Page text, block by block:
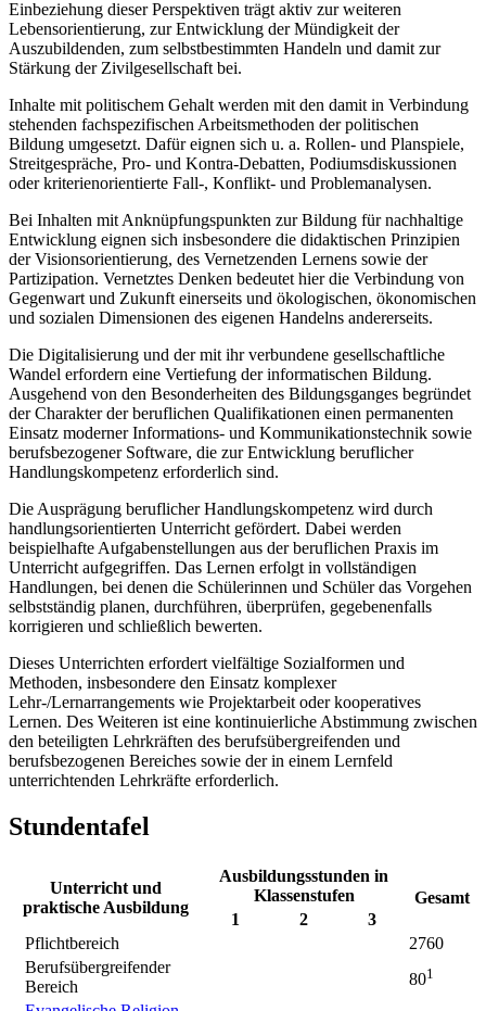
Einbeziehung dieser Perspektiven trägt aktiv zur weiteren
Lebensorientierung, zur Entwicklung der Mündigkeit der
Auszubildenden, zum selbstbestimmten Handeln und damit zur
Stärkung der Zivilgesellschaft bei.
Inhalte mit politischem Gehalt werden mit den damit in Verbindung
stehenden fachspezifischen Arbeitsmethoden der politischen
Bildung umgesetzt. Dafür eignen sich u. a. Rollen- und Planspiele,
Streitgespräche, Pro- und Kontra-Debatten, Podiums­diskussionen
oder kriterienorientierte Fall-, Konflikt- und Problemanalysen.
Bei Inhalten mit Anknüpfungspunkten zur Bildung für nachhaltige
Entwicklung eignen sich insbesondere die didaktischen Prinzipien
der Visionsorientierung, des Ver­netzenden Lernens sowie der
Partizipation. Vernetztes Denken bedeutet hier die Verbindung von
Gegenwart und Zukunft einerseits und ökologischen, ökonomischen
und sozialen Dimensionen des eigenen Handelns andererseits.
Die Digitalisierung und der mit ihr verbundene gesellschaftliche
Wandel erfordern eine Vertiefung der informatischen Bildung.
Ausgehend von den Besonderheiten des Bildungsganges begründet
der Charakter der beruflichen Qualifikationen einen permanenten
Einsatz moderner Informations- und Kommunikationstechnik sowie
berufs­bezogener Software, die zur Entwicklung beruflicher
Handlungskompetenz erforderlich sind.
Die Ausprägung beruflicher Handlungskompetenz wird durch
handlungsorientierten Unterricht gefördert. Dabei werden
beispielhafte Aufgabenstellungen aus der beruflichen Praxis im
Unterricht aufgegriffen. Das Lernen erfolgt in vollständigen
Handlungen, bei denen die Schülerinnen und Schüler das Vorgehen
selbstständig planen, durchführen, überprüfen, gegebenenfalls
korrigieren und schließlich bewerten.
Dieses Unterrichten erfordert vielfältige Sozialformen und
Methoden, insbesondere den Einsatz komplexer
Lehr-/Lernarrangements wie Projektarbeit oder kooperatives
Lernen. Des Weiteren ist eine kontinuierliche Abstimmung zwischen
den beteiligten Lehrkräften des berufsübergreifenden und
berufsbezogenen Bereiches sowie der in einem Lernfeld
unterrichtenden Lehrkräfte erforderlich.
Stundentafel
Unterricht und
praktische Ausbildung
Ausbildungsstunden in
Klassenstufen
Gesamt
1
2
3
Pflichtbereich
2760
Berufsübergreifender
Bereich
801